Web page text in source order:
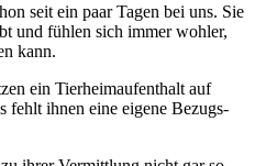
seit ein paar Ta­gen bei uns. Sie
und fühl­en sich im­mer wohl­er,
kann.
ein Tier­heim­auf­ent­halt auf
fehlt ihn­en ei­ne ei­ge­ne Be­zugs­